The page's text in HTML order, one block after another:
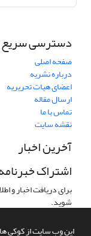
این وب سایت از کوکی ها
دسترسی سریع
صفحه اصلی
درباره نشریه
اعضای هیات تحریریه
ارسال مقاله
تماس با ما
نقشه سایت
آخرین اخبار
اشتراک
برای دریافت اخبار و
شوید.